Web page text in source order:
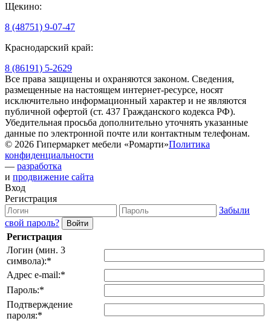
Щекино:
8 (48751) 9-07-47
Краснодарский край:
8 (86191) 5-2629
Все права защищены и охраняются законом. Сведения,
размещенные на настоящем интернет-ресурсе, носят
исключительно информационный характер и не являются
публичной офертой (ст. 437 Гражданского кодекса РФ).
Убедительная просьба дополнительно уточнять указанные
данные по электронной почте или контактным телефонам.
© 2026 Гипермаркет мебели «Ромарти»Политика
конфиденциальности
— разработка
и продвижение сайта
Вход
Регистрация
Забыли
свой пароль?
Регистрация
Логин (мин. 3
символа):*
Адрес e-mail:*
Пароль:*
Подтверждение
пароля:*